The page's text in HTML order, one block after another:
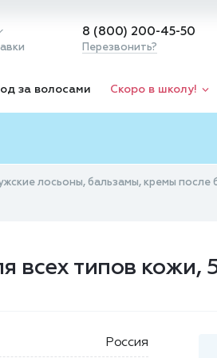
8 (800) 200-45-50
Перезвонить?
за волосами Скоро в школу!
лосьоны, бальзамы, кремы после
всех типов кожи,
Россия